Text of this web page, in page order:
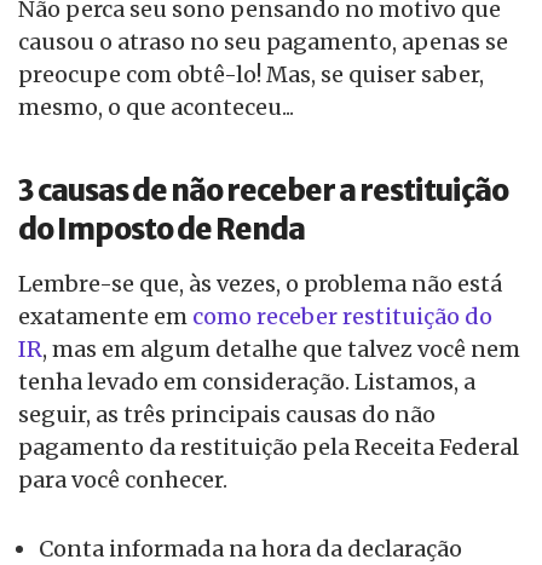
Não perca seu sono pensando no motivo que
causou o atraso no seu pagamento, apenas se
preocupe com obtê-lo! Mas, se quiser saber,
mesmo, o que aconteceu...
3 causas de não receber a restituição
do Imposto de Renda
Lembre-se que, às vezes, o problema não está
exatamente em como receber restituição do
IR, mas em algum detalhe que talvez você nem
tenha levado em consideração. Listamos, a
seguir, as três principais causas do não
pagamento da restituição pela Receita Federal
para você conhecer.
Conta informada na hora da declaração